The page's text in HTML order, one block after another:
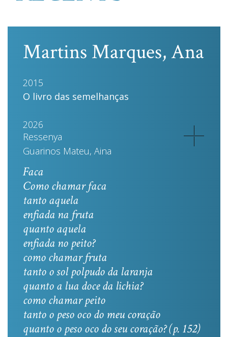
Martins Marques, Ana
2015
O livro das semelhanças
2026
Ressenya
Guarinos Mateu, Aina
Faca
Como chamar faca
tanto aquela
enfiada na fruta
quanto aquela
enfiada no peito?
como chamar fruta
tanto o sol polpudo da laranja
quanto a lua doce da lichia?
como chamar peito
tanto o peso oco do meu coração
quanto o peso oco do seu coração? (p. 152)